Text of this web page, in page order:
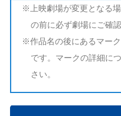
※上映劇場が変更となる
の前に必ず劇場にご確認
※作品名の後にあるマー
です。マークの詳細に
さい。